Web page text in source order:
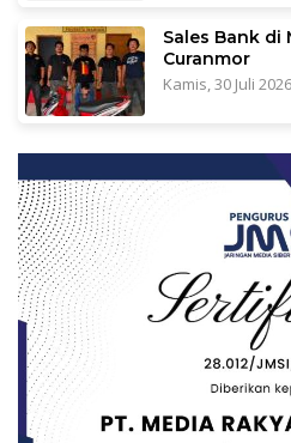
Sales Bank di
Curanmor
Kamis, 30 Juli